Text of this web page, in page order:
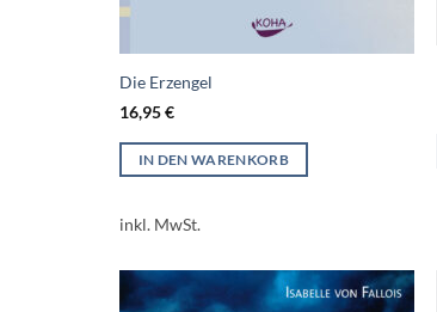
Die Erzengel
16,95€
IN DEN WARENKORB
inkl. MwSt.